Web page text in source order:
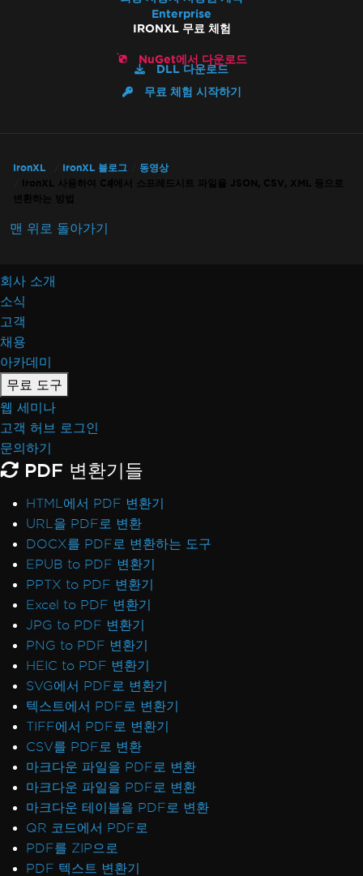
Enterprise
IRONXL 무료 체험
NuGet에서 다운로드
DLL 다운로드
무료 체험 시작하기
IronXL IronXL 블로그
동영상
IronXL 사용하여 C#에서 스프레드시트 파일을 JSON, CSV, XML 등으로
변환하는 방법
맨 위로 돌아가기
회사 소개
소식
고객
채용
아카데미
무료 도구
웹 세미나
고객 허브 로그인
문의하기
PDF 변환기들
HTML에서 PDF 변환기
URL을 PDF로 변환
DOCX를 PDF로 변환하는 도구
EPUB to PDF 변환기
PPTX to PDF 변환기
Excel to PDF 변환기
JPG to PDF 변환기
PNG to PDF 변환기
HEIC to PDF 변환기
SVG에서 PDF로 변환기
텍스트에서 PDF로 변환기
TIFF에서 PDF로 변환기
CSV를 PDF로 변환
마크다운 파일을 PDF로 변환
마크다운 파일을 PDF로 변환
마크다운 테이블을 PDF로 변환
QR 코드에서 PDF로
PDF를 ZIP으로
PDF 텍스트 변환기